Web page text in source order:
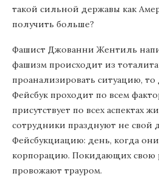
такой сильной державы как
получить больше?
Фашист Джованни Жентиль
фашизм происходит из
проанализировать ситуацию,
Фейсбук проходит по всем
присутствует по всех аспектах
сотрудники празднуют не свой
Фейсбукциацию: день, когда
корпорацию. Покидающих свою
провожают трауром.